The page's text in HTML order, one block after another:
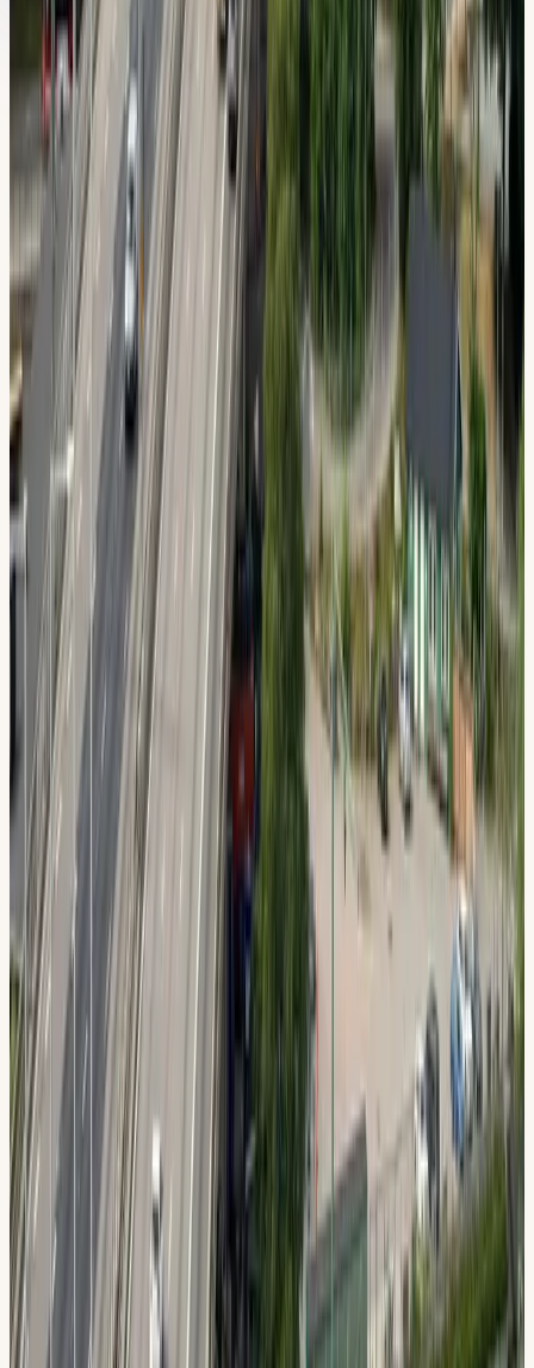
Manuell och automat, körlektioner à 60 minuter. Köp paket
och sänk priset per lektion.
Intensivkurs körkort
Fyra upplägg, 5 till 15 dagar. Ta körkortet snabbt och
effektivt.
Riskettan (Riskutbildning 1)
Obligatorisk teori om hastighet, alkohol, droger och
trötthet.
Teorikurs
6 lärarledda lektioner, datatester + e-bok digitalt (alla
webbläsare) ingår.
Din lokal
Din Körskola Flemingsberg
Ebba Bååts väg 23, 141 51 Huddinge
Hitta hit:
Pendeltåg till Flemingsberg, sedan några
minuters promenad till Ebba Bååts väg.
Vägbeskrivning Se priser & paket →
Varför elever från Huddingeväljer oss
En körskola byggd kringdig
Välj din lärare